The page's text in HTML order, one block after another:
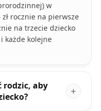
w
rocznie na pierwsze
na trzecie dziecko
każde kolejne
rodzic, aby